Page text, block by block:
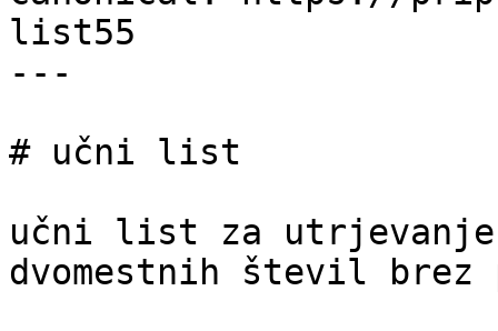
list55
---
# učni list
učni list za utrjevanje
dvomestnih števil brez